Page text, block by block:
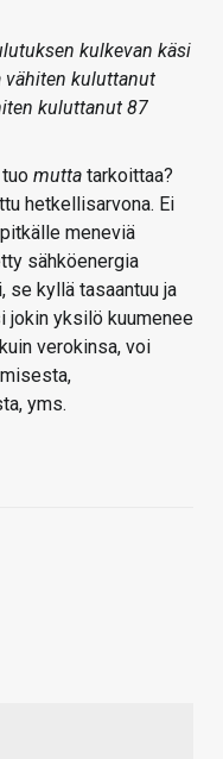
kulkevan käsi
vähiten kuluttanut
kuluttanut 87
mutta tarkoittaa?
hetkellisarvona. Ei
meneviä
sähköenergia
se kyllä tasaantuu ja
jokin yksilö kuumenee
verokinsa, voi
yms.